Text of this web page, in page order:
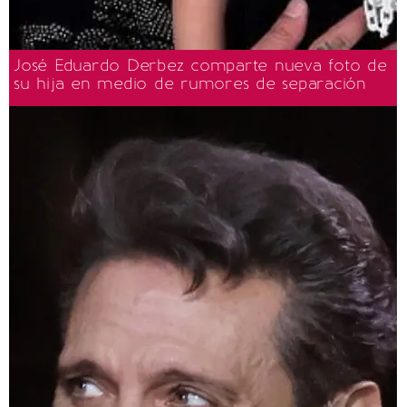
José Eduardo Derbez comparte nueva foto de
su hija en medio de rumores de separación